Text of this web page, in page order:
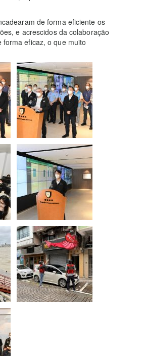
de forma eficiente os
e acrescidos da colaboração
eficaz, o que muito